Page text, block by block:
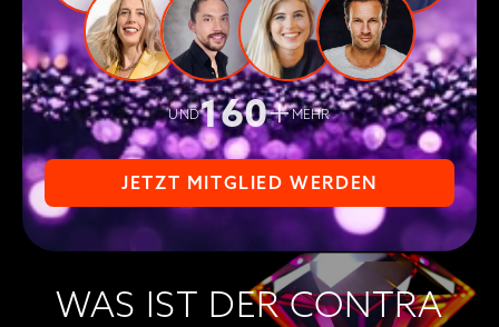
UND160+MEHR
JETZT MITGLIED WERDEN
WAS IST DER CONTRA